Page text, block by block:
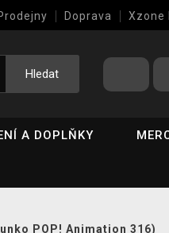
Doprava Xzone
Hledat
A DOPLŇKY
POP! Animation 316)